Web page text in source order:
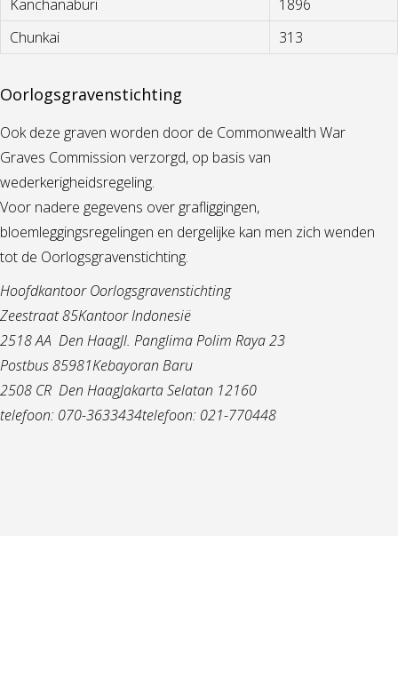
Kanchanaburi
1896
Chunkai
313
Oorlogsgravenstichting
Ook deze graven worden door de Commonwealth War
Graves Commission verzorgd, op basis van
wederkerigheidsregeling.
Voor nadere gegevens over grafliggingen,
bloemleggingsregelingen en dergelijke kan men zich wenden
tot de Oorlogsgravenstichting.
Hoofdkantoor Oorlogsgravenstichting
Zeestraat 85Kantoor Indonesië
2518 AA Den HaagJl. Panglima Polim Raya 23
Postbus 85981Kebayoran Baru
2508 CR Den HaagJakarta Selatan 12160
telefoon: 070-3633434telefoon: 021-770448